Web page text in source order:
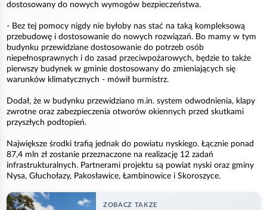
dostosowany do nowych wymogów bezpieczeństwa.
- Bez tej pomocy nigdy nie byłoby nas stać na taką kompleksową
przebudowę i dostosowanie do nowych rozwiązań. Bo mamy w tym
budynku przewidziane dostosowanie do potrzeb osób
niepełnosprawnych i do zasad przeciwpożarowych, będzie to także
pierwszy budynek w gminie dostosowany do zmieniających się
warunków klimatycznych - mówił burmistrz.
Dodał, że w budynku przewidziano m.in. system odwodnienia, klapy
zwrotne oraz zabezpieczenia otworów okiennych przed skutkami
przyszłych podtopień.
Największe środki trafią jednak do powiatu nyskiego. Łącznie ponad
87,4 mln zł zostanie przeznaczone na realizację 12 zadań
infrastrukturalnych. Partnerami projektu są powiat nyski oraz gminy
Nysa, Głuchołazy, Pakosławice, Łambinowice i Skoroszyce.
ZOBACZ TAKZE